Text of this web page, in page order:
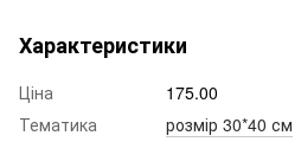
Характеристики
Ціна
175.00
Тематика
розмір 30*40 см